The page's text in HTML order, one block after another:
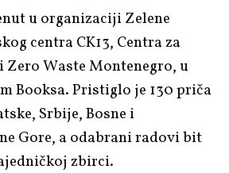
u organizaciji Zelene
centra CK13, Centra za
Waste Montenegro, u
Booksa. Pristiglo je 130 priča
Srbije, Bosne i
Gore, a odabrani radovi bit
zbirci.